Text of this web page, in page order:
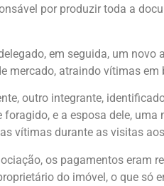
por produzir toda a
em seguida, um
mercado, atraindo vítimas em
outro integrante,
foragido, e a esposa dele,
vítimas durante as visitas
os pagamentos eram
do imóvel, o que só